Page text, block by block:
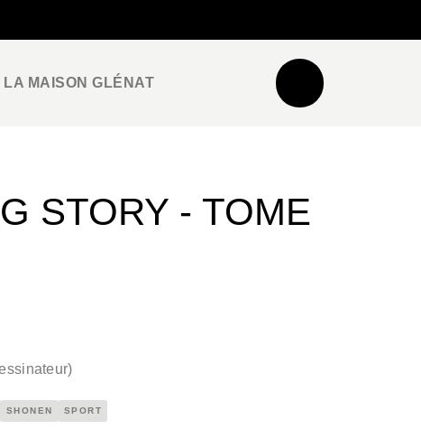
LA MAISON GLÉNAT
STORY - TOME
)
SHONEN SPORT